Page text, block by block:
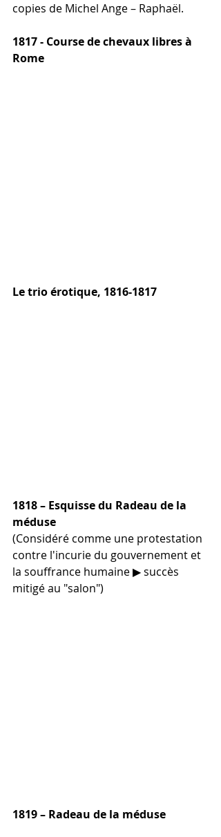
copies de Michel Ange – Raphaël.
1817 - Course de chevaux libres à
Rome
Le trio érotique, 1816-1817
1818 – Esquisse du Radeau de la
méduse
(Considéré comme une protestation
contre l'incurie du gouvernement et
la souffrance humaine ▶︎ succès
mitigé au "salon")
1819 – Radeau de la méduse